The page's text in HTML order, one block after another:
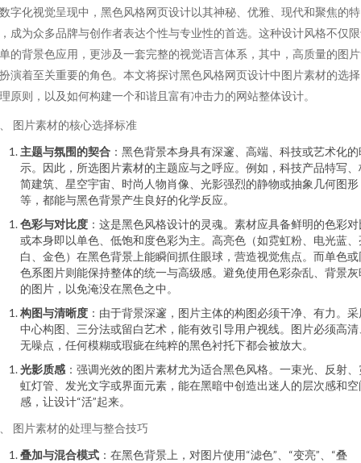
字化视觉呈现中，黑色风格网页设计以其神秘、优雅、现代和聚焦的特
成为众多品牌与创作者表达个性与专业性的首选。这种设计风格不仅
的背景色应用，更涉及一套完整的视觉语言体系，其中，高质量的图
演着至关重要的角色。本文将探讨黑色风格网页设计中图片素材的选
原则，以及如何构建一个和谐且富有冲击力的网站整体设计。
图片素材的核心选择标准
主题与氛围的契合 ：黑色背景本身具有深邃、高端、科技或艺术化
示。因此，所选图片素材的主题应与之呼应。例如，科技产品特写、
简建筑、星空宇宙、时尚人物肖像、光影强烈的静物或抽象几何图形
等，都能与黑色背景产生良好的化学反应。
色彩与对比度 ：这是黑色风格设计的灵魂。素材应具备鲜明的色彩对
或本身即以单色、低饱和度色彩为主。高亮色（如霓虹粉、电光蓝、
白、金色）在黑色背景上能瞬间抓住眼球，营造视觉焦点。而单色或
色系图片则能保持整体的统一与高级感。避免使用色彩杂乱、背景灰
的图片，以免淹没在黑色之中。
构图与清晰度 ：由于背景深邃，图片主体的构图必须干净、有力。采
中心构图、三分法或留白艺术，能有效引导用户视线。图片必须高清
无噪点，任何模糊或瑕疵在纯粹的黑色衬托下都会被放大。
光影质感 ：强调光效的图片素材尤为适合黑色风格。一束光、反射、
虹灯管、发光文字或界面元素，能在黑暗中创造出迷人的层次感和空
感，让设计“活”起来。
图片素材的处理与整合技巧
叠加与混合模式 ：在黑色背景上，对图片使用“滤色”、“变亮”、“叠